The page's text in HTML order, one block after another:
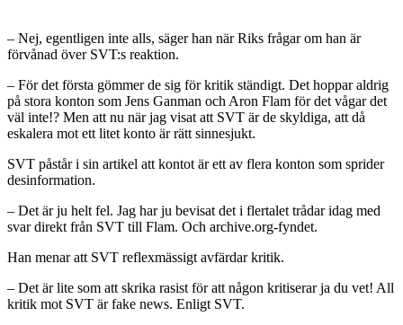
– Nej, egentligen inte alls, säger han när Riks frågar om han är
förvånad över SVT:s reaktion.
– För det första gömmer de sig för kritik ständigt. Det hoppar aldrig
på stora konton som Jens Ganman och Aron Flam för det vågar det
väl inte!? Men att nu när jag visat att SVT är de skyldiga, att då
eskalera mot ett litet konto är rätt sinnesjukt.
SVT påstår i sin artikel att kontot är ett av flera konton som sprider
desinformation.
– Det är ju helt fel. Jag har ju bevisat det i flertalet trådar idag med
svar direkt från SVT till Flam. Och archive.org-fyndet.
Han menar att SVT reflexmässigt avfärdar kritik.
– Det är lite som att skrika rasist för att någon kritiserar ja du vet! All
kritik mot SVT är fake news. Enligt SVT.